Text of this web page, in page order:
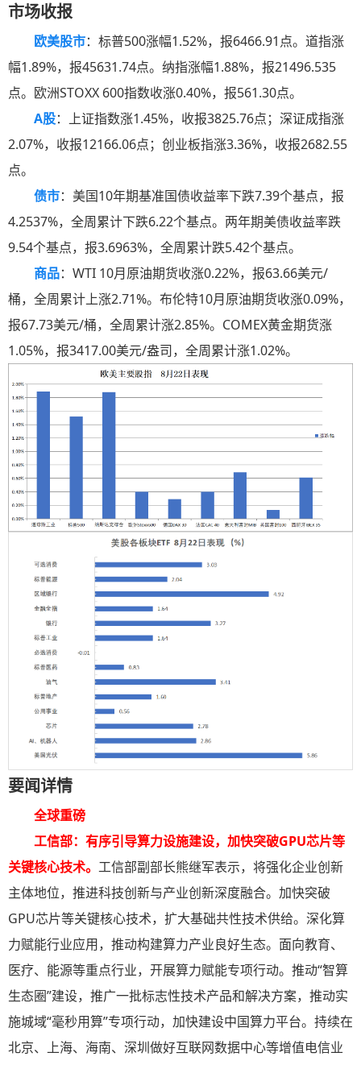
市场收报
欧美股市：标普500涨幅1.52%，报6466.91点。道指涨
幅1.89%，报45631.74点。纳指涨幅1.88%，报21496.535
点。欧洲STOXX 600指数收涨0.40%，报561.30点。
A股：上证指数涨1.45%，收报3825.76点；深证成指涨
2.07%，收报12166.06点；创业板指涨3.36%，收报2682.55
点。
债市：美国10年期基准国债收益率下跌7.39个基点，报
4.2537%，全周累计下跌6.22个基点。两年期美债收益率跌
9.54个基点，报3.6963%，全周累计跌5.42个基点。
商品：WTI 10月原油期货收涨0.22%，报63.66美元/
桶，全周累计上涨2.71%。布伦特10月原油期货收涨0.09%，
报67.73美元/桶，全周累计涨2.85%。COMEX黄金期货涨
1.05%，报3417.00美元/盎司，全周累计涨1.02%。
要闻详情
全球重磅
工信部：有序引导算力设施建设，加快突破GPU芯片等
关键核心技术。 工信部副部长熊继军表示，将强化企业创新
主体地位，推进科技创新与产业创新深度融合。加快突破
GPU芯片等关键核心技术，扩大基础共性技术供给。深化算
力赋能行业应用，推动构建算力产业良好生态。面向教育、
医疗、能源等重点行业，开展算力赋能专项行动。推动“智算
生态圈”建设，推广一批标志性技术产品和解决方案，推动实
施城域“毫秒用算”专项行动，加快建设中国算力平台。持续在
北京、上海、海南、深圳做好互联网数据中心等增值电信业